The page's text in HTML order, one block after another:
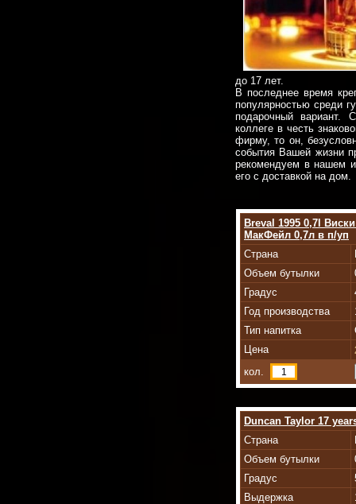
до 17 лет.
В последнее время
популярностью среди
подарочный вариант.
коллеге в честь
фирму, то он,
события Вашей жизни
рекомендуем в нашем
его с доставкой на дом.
Breval 1995 0,7l
МакФейл 0,7л в п/уп
Страна
Объем бутылки
Градус
Год производства
Тип напитка
Цена
кол.
Duncan Taylor 17
Страна
Объем бутылки
Градус
Выдержка